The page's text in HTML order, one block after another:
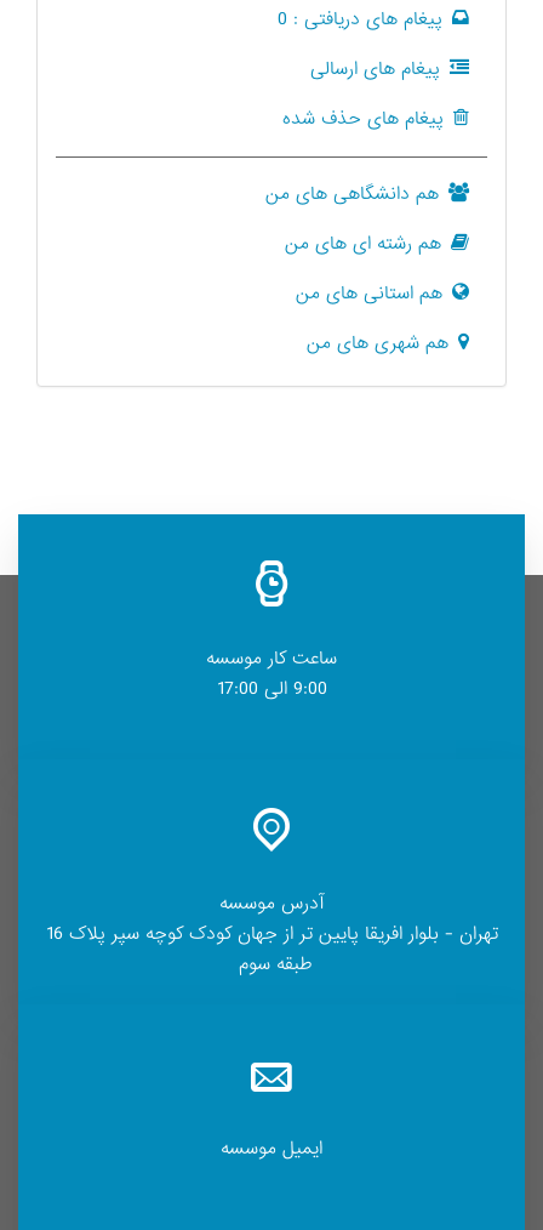
پیغام های دریافتی : 0
پیغام های ارسالی
پیغام های حذف شده
هم دانشگاهی های من
هم رشته ای های من
هم استانی های من
هم شهری های من
ساعت کار موسسه
9:00 الی 17:00
آدرس موسسه
تهران - بلوار افریقا پایین تر از جهان کودک کوچه سپر پلاک 16
طبقه سوم
ایمیل موسسه